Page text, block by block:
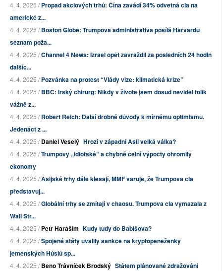
4. 4. 2025 /Propad akciových trhů: Čína zavádí 34% odvetná cla na
americké z...
4. 4. 2025 /Boston Globe: Trumpova administrativa posílá Harvardu
seznam poža...
4. 4. 2025 /Channel 4 News: Izrael opět zavraždil za posledních 24 hodin
dalšíc...
4. 4. 2025 /Pozvánka na protest “Vlády vize: klimatická krize”
4. 4. 2025 /BBC: Irský chirurg: Nikdy v životě jsem dosud neviděl tolik
vážně z...
4. 4. 2025 /Robert Reich: Další drobné důvody k mírnému optimismu.
Jedenáct z ...
4. 4. 2025 /Daniel Veselý Hrozí v západní Asii velká válka?
4. 4. 2025 /Trumpovy „idiotské“ a chybné celní výpočty ohromily
ekonomy
4. 4. 2025 /Asijské trhy dále klesají, MMF varuje, že Trumpova cla
představuj...
4. 4. 2025 /Globální trhy se zmítají v chaosu. Trumpova cla vymazala z
Wall Str...
4. 4. 2025 /Petr Haraším Kudy tudy do Babišova?
4. 4. 2025 /Spojené státy uvalily sankce na kryptopeněženky
jemenských Húsiů sp...
4. 4. 2025 /Beno Trávníček Brodský Státem plánované zdražování